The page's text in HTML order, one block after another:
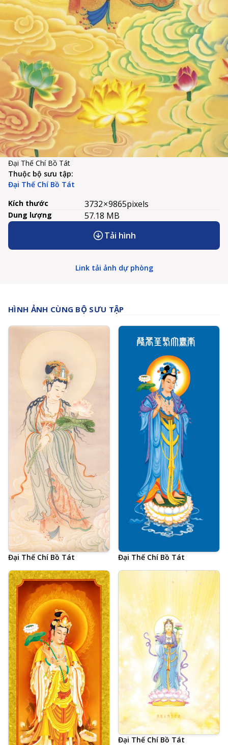
Đại Thế Chí Bồ Tát
Thuộc bộ sưu tập:
Đại Thế Chí Bồ Tát
Kích thước
3732 × 9865pixels
Dung lượng
57.18 MB
Tải hình
Link tải ảnh dự phòng
HÌNH ẢNH CÙNG BỘ SƯU TẬP
Đại Thế Chí Bồ Tát Đại Thế Chí Bồ Tát
Đại Thế Chí Bồ Tát